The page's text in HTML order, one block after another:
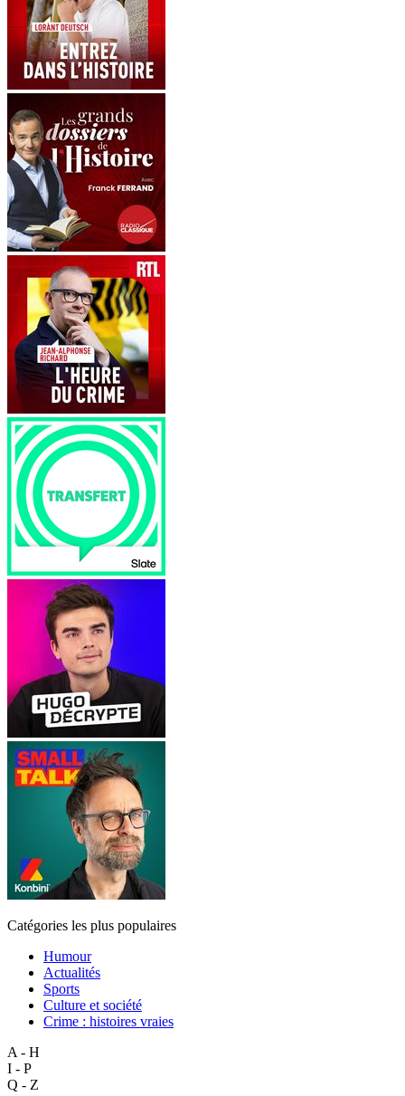
Catégories les plus populaires
Humour
Actualités
Sports
Culture et société
Crime : histoires vraies
A - H
I - P
Q - Z